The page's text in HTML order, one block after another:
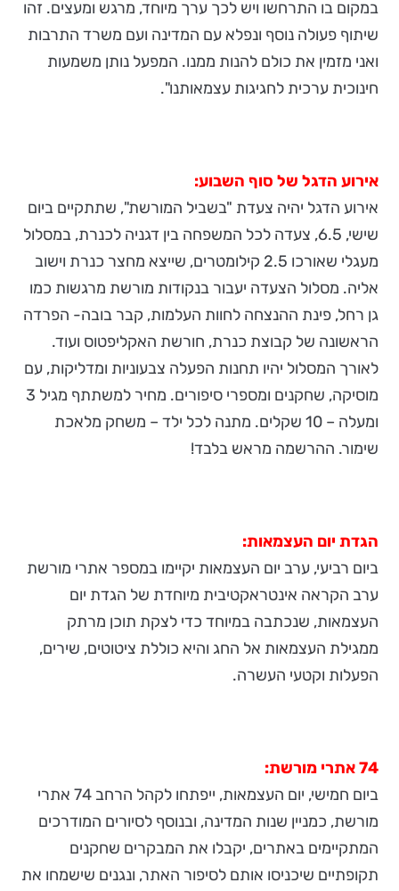
במקום בו התרחשו ויש לכך ערך מיוחד, מרגש ומעצים. זהו
שיתוף פעולה נוסף ונפלא עם המדינה ועם משרד התרבות
ואני מזמין את כולם להנות ממנו. המפעל נותן משמעות
חינוכית ערכית לחגיגות עצמאותנו".
אירוע הדגל של סוף השבוע:
אירוע הדגל יהיה צעדת "בשביל המורשת", שתתקיים ביום
שישי, 6.5, צעדה לכל המשפחה בין דגניה לכנרת, במסלול
מעגלי שאורכו 2.5 קילומטרים, שייצא מחצר כנרת וישוב
אליה. מסלול הצעדה יעבור בנקודות מורשת מרגשות כמו
גן רחל, פינת ההנצחה לחוות העלמות, קבר בובה- הפרדה
הראשונה של קבוצת כנרת, חורשת האקליפטוס ועוד.
לאורך המסלול יהיו תחנות הפעלה צבעוניות ומדליקות, עם
מוסיקה, שחקנים ומספרי סיפורים. מחיר למשתתף מגיל 3
ומעלה – 10 שקלים. מתנה לכל ילד – משחק מלאכת
שימור. ההרשמה מראש בלבד!
הגדת יום העצמאות:
ביום רביעי, ערב יום העצמאות יקיימו במספר אתרי מורשת
ערב הקראה אינטראקטיבית מיוחדת של הגדת יום
העצמאות, שנכתבה במיוחד כדי לצקת תוכן מרתק
ממגילת העצמאות אל החג והיא כוללת ציטוטים, שירים,
הפעלות וקטעי העשרה.
74 אתרי מורשת:
ביום חמישי, יום העצמאות, ייפתחו לקהל הרחב 74 אתרי
מורשת, כמניין שנות המדינה, ובנוסף לסיורים המודרכים
המתקיימים באתרים, יקבלו את המבקרים שחקנים
תקופתיים שיכניסו אותם לסיפור האתר, ונגנים שישמחו את